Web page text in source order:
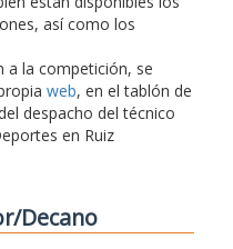
así como los
a la competición, se
web, en el tablón de
despacho del técnico
en Ruiz
Decano